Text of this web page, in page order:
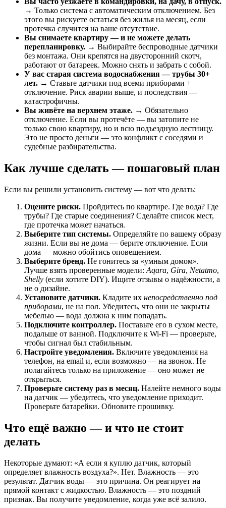
→ Только система с автоматическим отключением. Без
этого вы рискуете остаться без жилья на месяц, если
протечка случится на ваше отсутствие.
Вы снимаете квартиру — и не можете делать
перепланировку. → Выбирайте беспроводные датчики
без монтажа. Они крепятся на двусторонний скотч,
работают от батареек. Можно снять и забрать с собой.
У вас старая система водоснабжения — трубы 30+
лет. → Ставьте датчики под всеми приборами +
отключение. Риск аварии выше, и последствия —
катастрофичны.
Вы живёте на верхнем этаже. → Обязательно
отключение. Если вы протечёте — вы затопите не
только свою квартиру, но и всю подъездную лестницу.
Это не просто деньги — это конфликт с соседями и
судебные разбирательства.
Как лучше сделать — пошаговый план
Если вы решили установить систему — вот что делать:
Оцените риски. Пройдитесь по квартире. Где вода? Где
трубы? Где старые соединения? Сделайте список мест,
где протечка может начаться.
Выберите тип системы. Определяйте по вашему образу
жизни. Если вы не дома — берите отключение. Если
дома — можно обойтись оповещением.
Выберите бренд. Не гонитесь за «умным домом».
Лучше взять проверенные модели: Aqara, Gira, Netatmo,
Shelly (если хотите DIY). Ищите отзывы о надёжности, а
не о дизайне.
Установите датчики. Кладите их непосредственно под
приборами, не на пол. Убедитесь, что они не закрыты
мебелью — вода должна к ним попадать.
Подключите контроллер. Поставьте его в сухом месте,
подальше от ванной. Подключите к Wi-Fi — проверьте,
чтобы сигнал был стабильным.
Настройте уведомления. Включите уведомления на
телефон, на email и, если возможно — на звонок. Не
полагайтесь только на приложение — оно может не
открыться.
Проверьте систему раз в месяц. Налейте немного воды
на датчик — убедитесь, что уведомление приходит.
Проверьте батарейки. Обновите прошивку.
Что ещё важно — и что не стоит
делать
Некоторые думают: «А если я куплю датчик, который
определяет влажность воздуха?». Нет. Влажность — это
результат. Датчик воды — это причина. Он реагирует на
прямой контакт с жидкостью. Влажность — это поздний
признак. Вы получите уведомление, когда уже всё залило.